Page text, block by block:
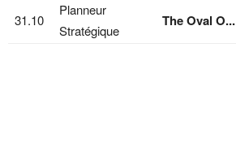
31.10
Planneur
Stratégique
The Oval O...